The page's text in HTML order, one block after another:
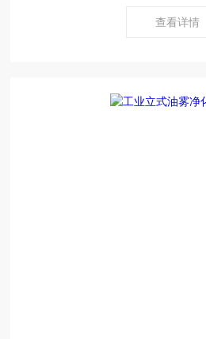
查看详情